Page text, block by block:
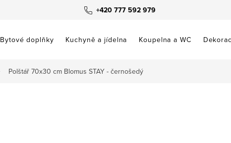
+420 777 592 979
Bytové doplňky Kuchyně a jídelna Koupelna a WC
Polštář 70x30 cm Blomus STAY - černošedý